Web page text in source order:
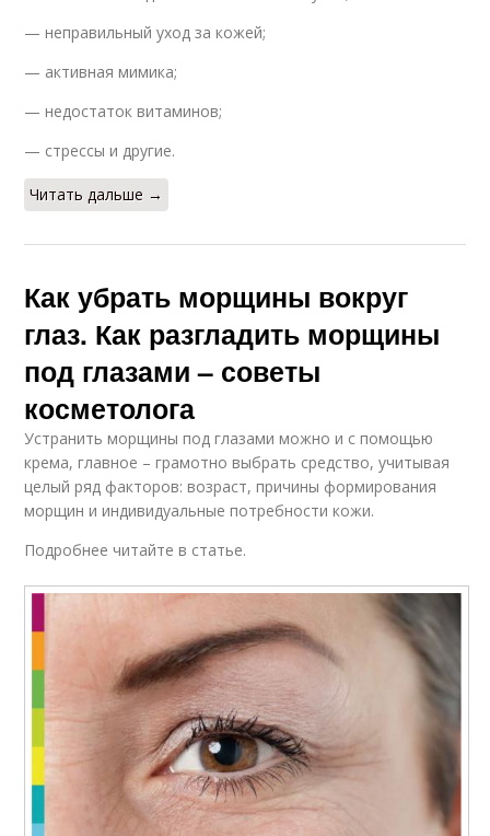
— неправильный уход за кожей;
— активная мимика;
— недостаток витаминов;
— стрессы и другие.
Читать дальше →
Как убрать морщины вокруг
глаз. Как разгладить морщины
под глазами – советы
косметолога
Устранить морщины под глазами можно и с помощью
крема, главное – грамотно выбрать средство, учитывая
целый ряд факторов: возраст, причины формирования
морщин и индивидуальные потребности кожи.
Подробнее читайте в статье.